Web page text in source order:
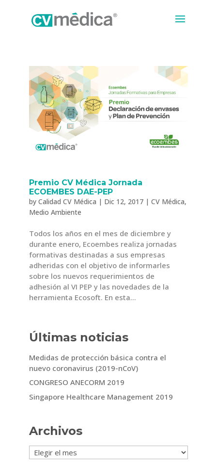
Premio CV Médica Jornada
ECOEMBES DAE-PEP
by Calidad CV Médica | Dic 12, 2017| CV Médica,
Medio Ambiente
Todos los años en el mes de diciembre y
durante enero, Ecoembes realiza jornadas
formativas destinadas a sus empresas
adheridas con el objetivo de informarles
sobre los nuevos requerimientos de
adhesión al VI PEP y las novedades de la
herramienta Ecosoft. En esta...
Últimas noticias
Medidas de protección básica contra el
nuevo coronavirus (2019-nCoV)
CONGRESO ANECORM 2019
Singapore Healthcare Management 2019
Archivos
Archivos